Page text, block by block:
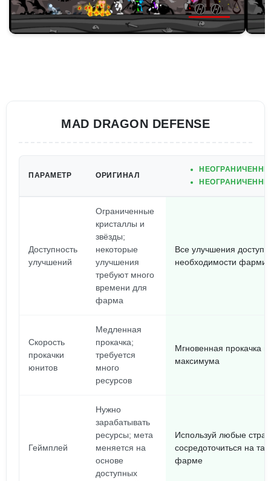
MAD DRAGON DEFENSE
ПАРАМЕТР ОРИГИНАЛ
Доступность
улучшений
Ограниченные
кристаллы и
звёзды;
некоторые
улучшения
требуют много
времени для
фарма
Все улучшения
необходимости
Скорость
прокачки
юнитов
Медленная
прокачка;
требуется
много
ресурсов
Мгновенная прокачка
максимума
Геймплей
Нужно
зарабатывать
ресурсы; мета
меняется на
основе
доступных
Используй любые
сосредоточиться на
фарме